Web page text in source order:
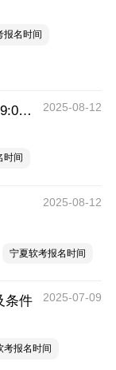
报名时间
2025下半年宁夏软考报名时间8月20日9:00开始 2025-08-12
时间
2025-08-12
宁夏软考报名时间
条件 2025-07-09
考报名时间